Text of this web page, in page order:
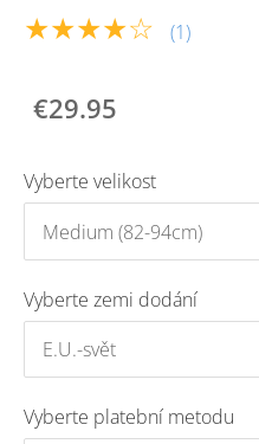
★★★★☆ (1)
€29.95
Vyberte velikost
Vyberte zemi dodání
Vyberte platební metodu